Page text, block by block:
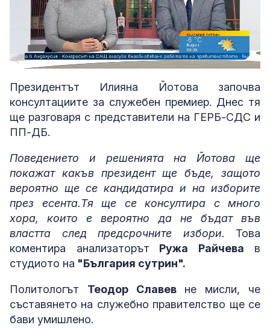
Unmute Loaded:
3.33%
Президентът Илияна Йотова започва
консултациите за служебен премиер. Днес тя
ще разговаря с представители на ГЕРБ-СДС и
ПП-ДБ.
Поведението и решенията на Йотова ще
покажат какъв президент ще бъде, защото
вероятно ще се кандидатира и на изборите
през есента.Тя ще се консултира с много
хора, които е вероятно да не бъдат във
властта след предсрочните избори. Това
коментира анализаторът Ружа Райчева в
студиото на "България сутрин".
Политологът Теодор Славев не мисли, че
съставянето на служебно правителство ще се
бави умишлено.